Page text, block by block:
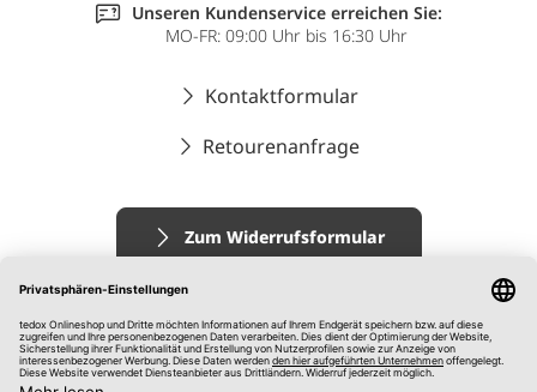
Unseren Kundenservice erreichen Sie:
MO-FR: 09:00 Uhr bis 16:30 Uhr
Kontaktformular
Retourenanfrage
Zum Widerrufsformular
Impressum
AGB